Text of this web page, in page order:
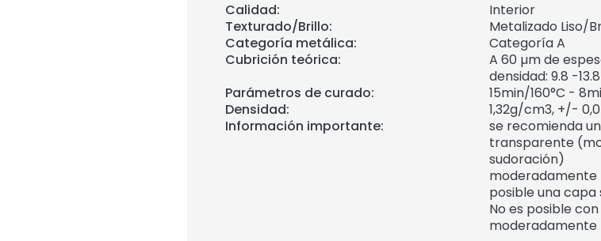
Calidad:
Interior
Texturado/Brillo:
Metalizado Liso/
Categoría metálica:
Categoría A
Cubrición teórica:
A 60 µm de
densidad: 9.8 -
Parámetros de curado:
15min/160°C -
Densidad:
1,32g/cm3, +/-
Información importante:
se recomienda
transparente
sudoración)
moderadamente
posible una
No es posible
moderadamente